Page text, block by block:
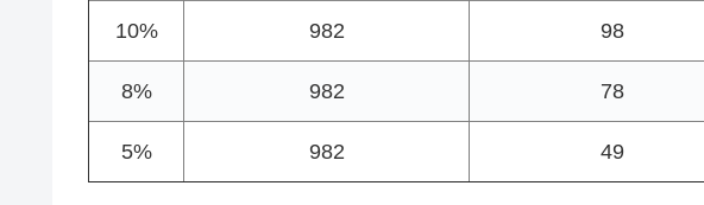
10% 982 98
8% 982 78
5% 982 49